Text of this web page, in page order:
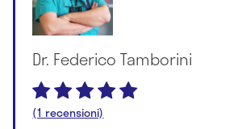
Dr. Federico Tamborini
(1 recensioni)